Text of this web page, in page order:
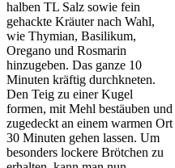
halben TL Salz sowie fein
gehackte Kräuter nach Wahl,
wie Thymian, Basilikum,
Oregano und Rosmarin
hinzugeben. Das ganze 10
Minuten kräftig durchkneten.
Den Teig zu einer Kugel
formen, mit Mehl bestäuben und
zugedeckt an einem warmen Ort
30 Minuten gehen lassen. Um
besonders lockere Brötchen zu